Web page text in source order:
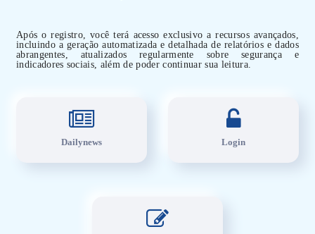
Após o registro, você terá acesso exclusivo a recursos avançados,
incluindo a geração automatizada e detalhada de relatórios e dados
abrangentes, atualizados regularmente sobre segurança e
indicadores sociais, além de poder continuar sua leitura.
Dailynews Login